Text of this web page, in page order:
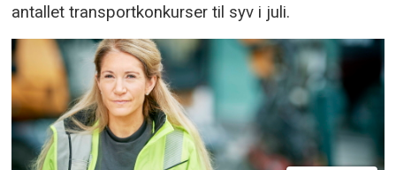
antallet transportkonkurser til syv i juli.